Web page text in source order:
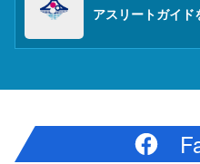
アスリートガイド